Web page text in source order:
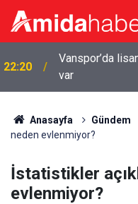
22:20
Vanspor’da
var
Anasayfa Gündem
neden evlenmiyor?
İstatistikler
evlenmiyor?